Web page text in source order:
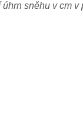
sněhu v cm v